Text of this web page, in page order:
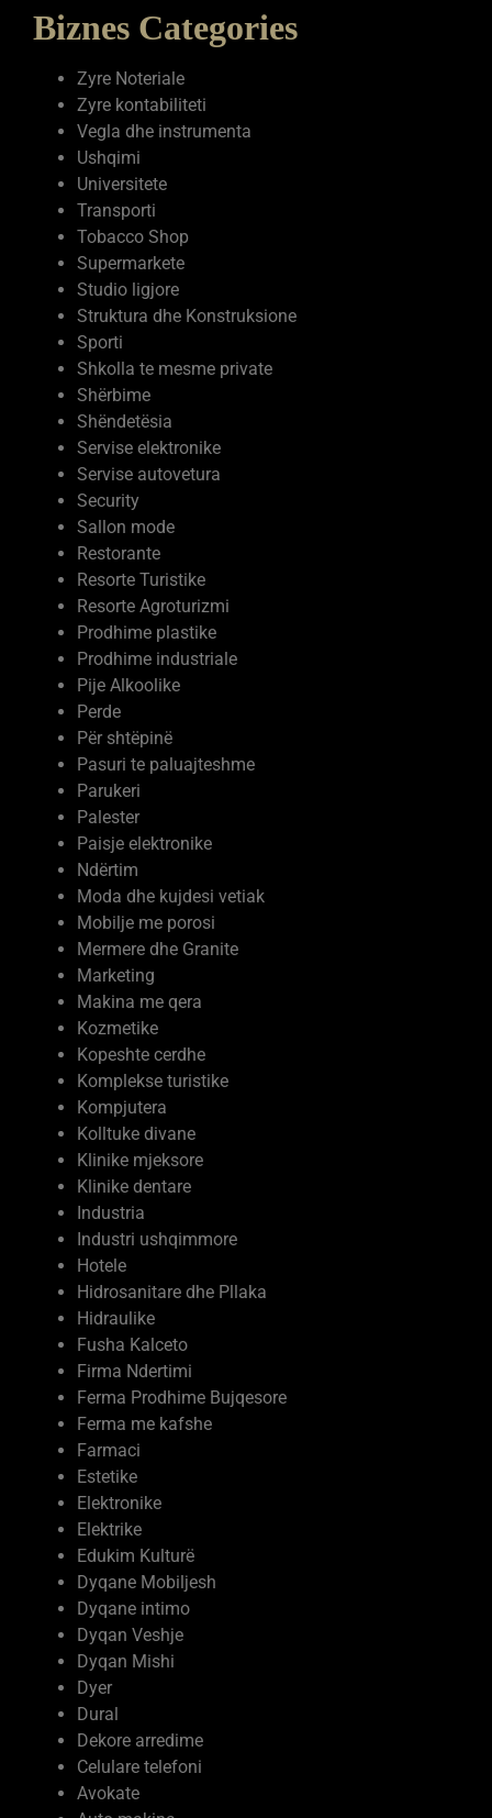
Zyre kontabiliteti
Vegla dhe instrumenta
Ushqimi
Universitete
Transporti
Tobacco Shop
Supermarkete
Studio ligjore
Struktura dhe Konstruksione
Sporti
Shkolla te mesme private
Shërbime
Shëndetësia
Servise elektronike
Servise autovetura
Security
Sallon mode
Restorante
Resorte Turistike
Resorte Agroturizmi
Prodhime plastike
Prodhime industriale
Pije Alkoolike
Perde
Për shtëpinë
Pasuri te paluajteshme
Parukeri
Palester
Paisje elektronike
Ndërtim
Moda dhe kujdesi vetiak
Mobilje me porosi
Mermere dhe Granite
Marketing
Makina me qera
Kozmetike
Kopeshte cerdhe
Komplekse turistike
Kompjutera
Kolltuke divane
Klinike mjeksore
Klinike dentare
Industria
Industri ushqimmore
Hotele
Hidrosanitare dhe Pllaka
Hidraulike
Fusha Kalceto
Firma Ndertimi
Ferma Prodhime Bujqesore
Ferma me kafshe
Farmaci
Estetike
Elektronike
Elektrike
Edukim Kulturë
Dyqane Mobiljesh
Dyqane intimo
Dyqan Veshje
Dyqan Mishi
Dyer
Dural
Dekore arredime
Celulare telefoni
Avokate
Auto makina